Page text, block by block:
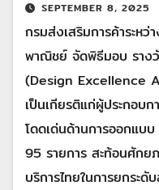
SEPTEMBER 8, 2025
กรมส่งเสริมการค้าระหว่
พาณิชย์ จัดพิธีมอบ ราง
(Design Excellence
เป็นเกียรติแก่ผู้ประกอบ
โดดเด่นด้านการออกแบ
95 รายการ สะท้อนศักย
บริการไทยในการยกระ